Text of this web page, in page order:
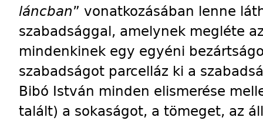
láncban” vonatkozásában lenne
szabadsággal, amelynek megléte
mindenkinek egy egyé­ni
szabadságot parcelláz ki a
Bibó István minden elismerése
talált) a sokaságot, a tömeget, az